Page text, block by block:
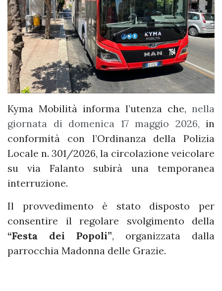
Kyma Mobilità informa l’utenza che, nella
giornata di domenica 17 maggio 2026, in
conformità con l’Ordinanza della Polizia
Locale n. 301/2026, la circolazione veicolare
su via Falanto subirà una temporanea
interruzione.
Il provvedimento è stato disposto per
consentire il regolare svolgimento della
“Festa dei Popoli”, organizzata dalla
parrocchia Madonna delle Grazie.